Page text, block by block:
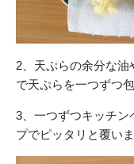
2、天ぷらの余分な
で天ぷらを一つずつ
3、一つずつキッチン
プでピッタリと覆いま